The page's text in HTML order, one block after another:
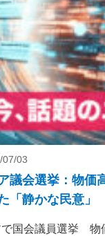
07/03
議会選挙：物価
「静かな民意」
で国会議員選挙 物